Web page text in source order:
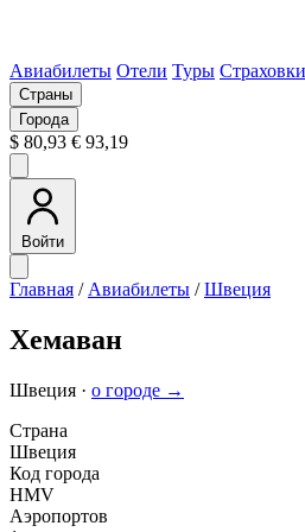
Авиабилеты Отели Туры Страховки
Страны
Города
$ 80,93 € 93,19
Войти
Главная / Авиабилеты / Швеция
Хемаван
Швеция · о городе →
Страна
Швеция
Код города
HMV
Аэропортов